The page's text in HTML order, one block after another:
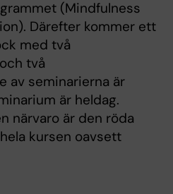
(Mindfulness
Därefter kommer ett
med två
två
av seminarierna är
är heldag.
närvaro är den röda
kursen oavsett